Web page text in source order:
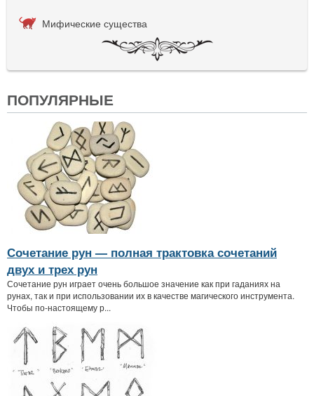
Мифические существа
ПОПУЛЯРНЫЕ
Сочетание рун — полная трактовка сочетаний
двух и трех рун
Сочетание рун играет очень большое значение как при гаданиях на
рунах, так и при использовании их в качестве магического инструмента.
Чтобы по-настоящему р...